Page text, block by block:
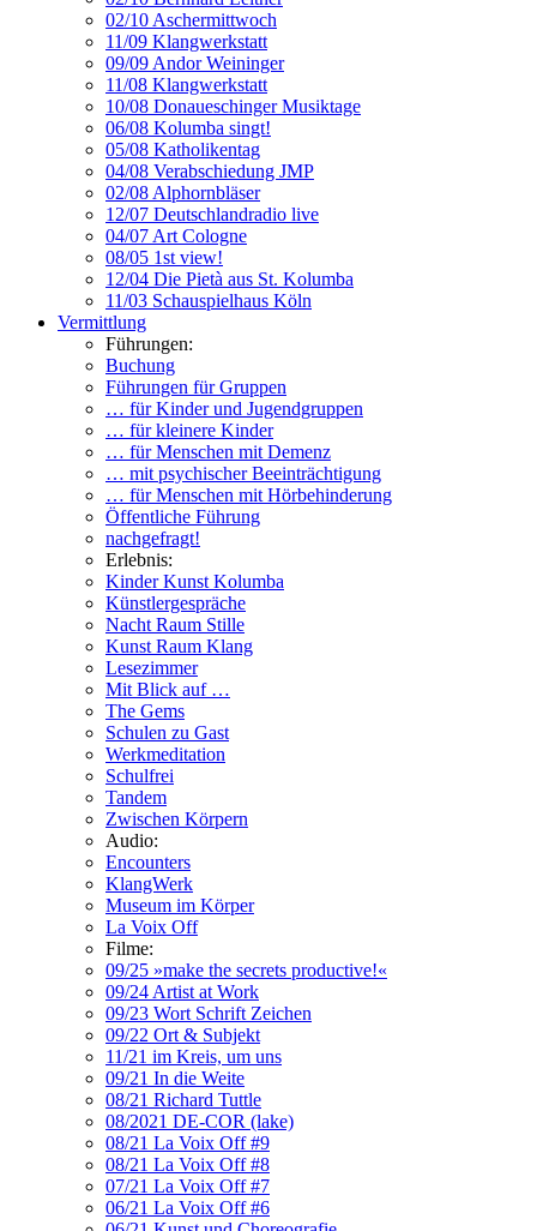
02/10 Aschermittwoch
11/09 Klangwerkstatt
09/09 Andor Weininger
11/08 Klangwerkstatt
10/08 Donaueschinger Musiktage
06/08 Kolumba singt!
05/08 Katholikentag
04/08 Verabschiedung JMP
02/08 Alphornbläser
12/07 Deutschlandradio live
04/07 Art Cologne
08/05 1st view!
12/04 Die Pietà aus St. Kolumba
11/03 Schauspielhaus Köln
Vermittlung
Führungen:
Buchung
Führungen für Gruppen
… für Kinder und Jugendgruppen
… für kleinere Kinder
… für Menschen mit Demenz
… mit psychischer Beeinträchtigung
… für Menschen mit Hörbehinderung
Öffentliche Führung
nachgefragt!
Erlebnis:
Kinder Kunst Kolumba
Künstlergespräche
Nacht Raum Stille
Kunst Raum Klang
Lesezimmer
Mit Blick auf …
The Gems
Schulen zu Gast
Werkmeditation
Schulfrei
Tandem
Zwischen Körpern
Audio:
Encounters
KlangWerk
Museum im Körper
La Voix Off
Filme:
09/25 »make the secrets productive!«
09/24 Artist at Work
09/23 Wort Schrift Zeichen
09/22 Ort & Subjekt
11/21 im Kreis, um uns
09/21 In die Weite
08/21 Richard Tuttle
08/2021 DE-COR (lake)
08/21 La Voix Off #9
08/21 La Voix Off #8
07/21 La Voix Off #7
06/21 La Voix Off #6